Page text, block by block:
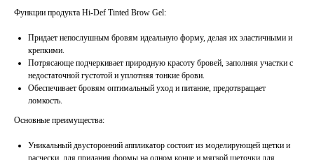
Функции продукта Hi-Def Tinted Brow Gel:
Придает непослушным бровям идеальную форму, делая их эластичными и
крепкими.
Потрясающе подчеркивает природную красоту бровей, заполняя участки с
недостаточной густотой и уплотняя тонкие брови.
Обеспечивает бровям оптимальный уход и питание, предотвращает
ломкость.
Основные преимущества:
Уникальный двусторонний аппликатор состоит из моделирующей щетки и